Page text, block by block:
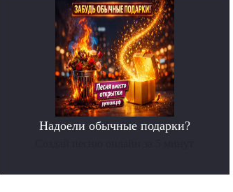
Надоели обычные подарки?